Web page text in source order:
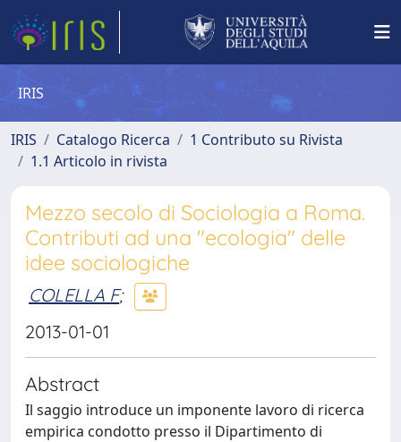
IRIS
IRIS Catalogo Ricerca
1 Contributo su Rivista
1.1 Articolo in rivista
Mezzo secolo di Sociologia a Roma.
Contributi ad una "ecologia" delle
idee sociologiche
COLELLA F;
2013-01-01
Abstract
Il saggio introduce un imponente lavoro di ricerca
empirica condotto presso il Dipartimento di